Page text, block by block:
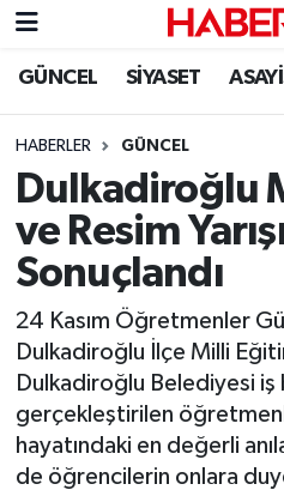
GÜNCEL SİYASET
HABERLER GÜNCEL
Dulkadiroğlu
ve Resim
Sonuçlandı
24 Kasım Öğretmenler
Dulkadiroğlu İlçe Milli
Dulkadiroğlu Belediyesi iş
gerçekleştirilen
hayatındaki en değerli
de öğrencilerin onlara
GÜNCEL
SİYASET
EKONOMİ
SPOR
YAŞAM
TEKNOLOJİ
SAĞLIK
Nöbetçi Eczaneler
Hava Durumu
Kahramanmaraş
Trafik Durumu
Süper Lig Puan
Tüm Manşetler
Son Dakika Haberleri